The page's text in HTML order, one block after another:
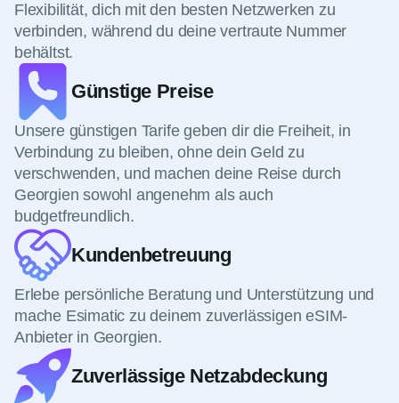
Flexibilität, dich mit den besten Netzwerken zu
verbinden, während du deine vertraute Nummer
behältst.
Günstige Preise
Unsere günstigen Tarife geben dir die Freiheit, in
Verbindung zu bleiben, ohne dein Geld zu
verschwenden, und machen deine Reise durch
Georgien sowohl angenehm als auch
budgetfreundlich.
Kundenbetreuung
Erlebe persönliche Beratung und Unterstützung und
mache Esimatic zu deinem zuverlässigen eSIM-
Anbieter in Georgien.
Zuverlässige Netzabdeckung